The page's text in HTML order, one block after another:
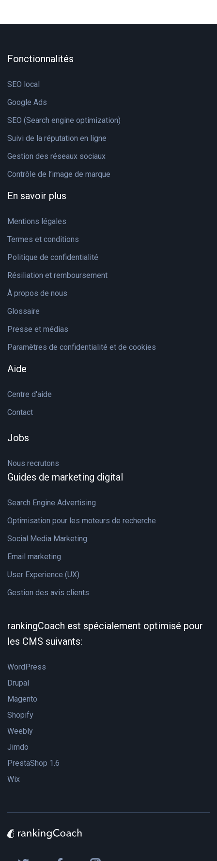
Fonctionnalités
SEO local
Google Ads
SEO (Search engine optimization)
Suivi de la réputation en ligne
Gestion des réseaux sociaux
Contrôle de l’image de marque
En savoir plus
Mentions légales
Termes et conditions
Politique de confidentialité
Résiliation et remboursement
À propos de nous
Glossaire
Presse et médias
Paramètres de confidentialité et de cookies
Aide
Centre d'aide
Contact
Jobs
Nous recrutons
Guides de marketing digital
Search Engine Advertising
Optimisation pour les moteurs de recherche
Social Media Marketing
Email marketing
User Experience (UX)
Gestion des avis clients
rankingCoach est spécialement optimisé pour
les CMS suivants:
WordPress
Drupal
Magento
Shopify
Weebly
Jimdo
PrestaShop 1.6
Wix